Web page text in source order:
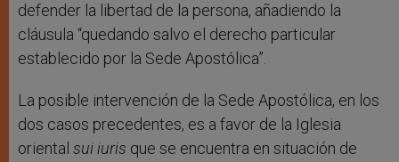
defender la libertad de la persona, añadiendo la
cláusula “quedando salvo el derecho particular
establecido por la Sede Apostólica”.
La posible intervención de la Sede Apostólica, en los
dos casos precedentes, es a favor de la Iglesia
oriental sui iuris que se encuentra en situación de